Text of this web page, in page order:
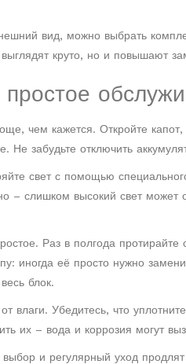
вид, можно выбрать
круто, но и повышают
простое
чем кажется. Откройте
Не забудьте отключить
свет с помощью
– слишком высокий свет может
Раз в полгода протирайте
иногда её просто нужно
блок.
влаги. Убедитесь, что
их – вода и коррозия могут
и регулярный уход